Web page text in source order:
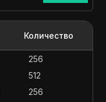
Количество
256
512
256